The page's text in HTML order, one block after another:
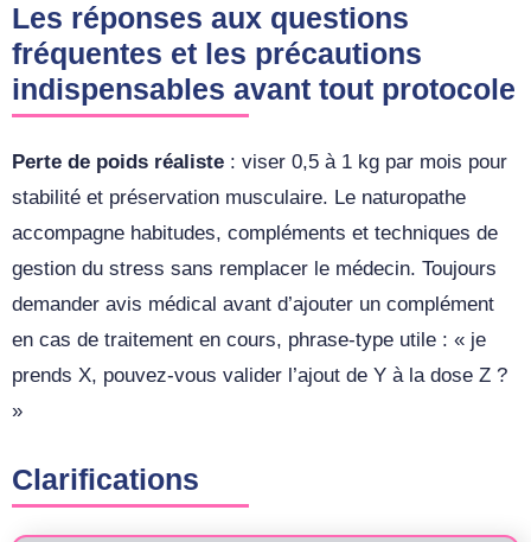
Les réponses aux questions
fréquentes et les précautions
indispensables avant tout protocole
Perte de poids réaliste : viser 0,5 à 1 kg par mois pour
stabilité et préservation musculaire. Le naturopathe
accompagne habitudes, compléments et techniques de
gestion du stress sans remplacer le médecin. Toujours
demander avis médical avant d’ajouter un complément
en cas de traitement en cours, phrase-type utile : « je
prends X, pouvez-vous valider l’ajout de Y à la dose Z ?
»
Clarifications